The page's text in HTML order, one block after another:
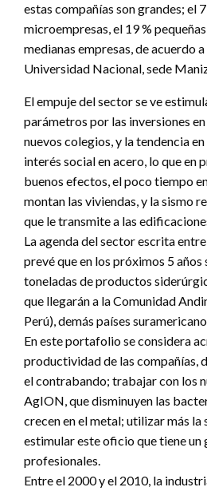
estas compañías son grandes; el
microempresas, el 19 %
medianas empresas, de acuerdo
Universidad Nacional, sede
El empuje del sector se ve
parámetros por las inversiones
nuevos colegios, y la tendencia
interés social en acero, lo que en
buenos efectos, el poco tiempo
montan las viviendas, y la sismo
que le transmite a las
La agenda del sector escrita
prevé que en los próximos 5 años
toneladas de productos
que llegarán a la Comunidad
Perú), demás países
En este portafolio se considera
productividad de las compañías,
el contrabando; trabajar con los
AgION, que disminuyen las
crecen en el metal; utilizar más
estimular este oficio que tiene un
profesionales.
Entre el 2000 y el 2010, la